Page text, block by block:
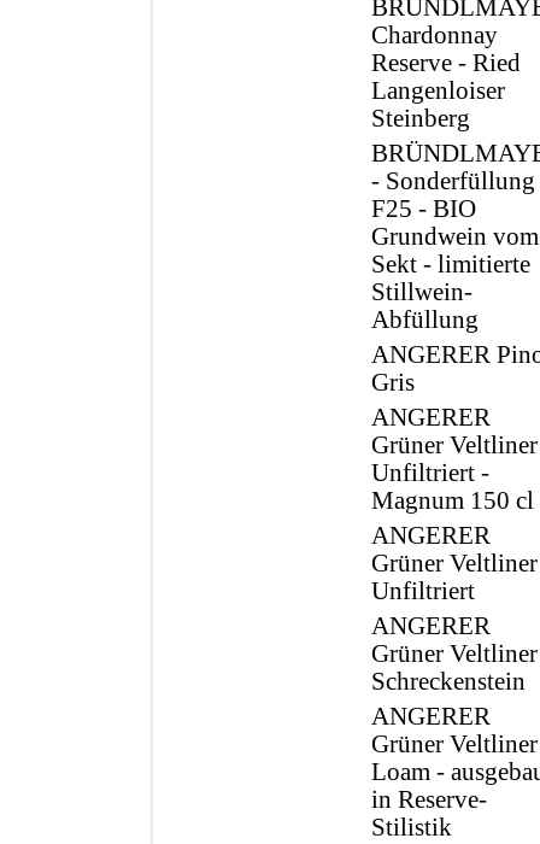
Chardonnay
Reserve - Ried
Langenloiser
Steinberg
- Sonderfüllung
F25 - BIO
Grundwein vom
Sekt - limitierte
Stillwein-
Abfüllung
ANGERER
Gris
ANGERER
Grüner Veltliner
Unfiltriert -
Magnum 150 cl
ANGERER
Grüner Veltliner
Unfiltriert
ANGERER
Grüner Veltliner
Schreckenstein
ANGERER
Grüner Veltliner
Loam -
in Reserve-
Stilistik